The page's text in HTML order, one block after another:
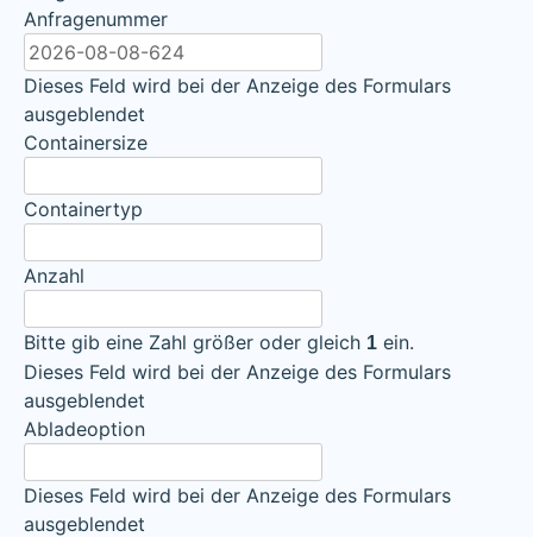
Anfragenummer
Dieses Feld wird bei der Anzeige des Formulars
ausgeblendet
Containersize
Containertyp
Anzahl
Bitte gib eine Zahl größer oder gleich 1 ein.
Dieses Feld wird bei der Anzeige des Formulars
ausgeblendet
Abladeoption
Dieses Feld wird bei der Anzeige des Formulars
ausgeblendet